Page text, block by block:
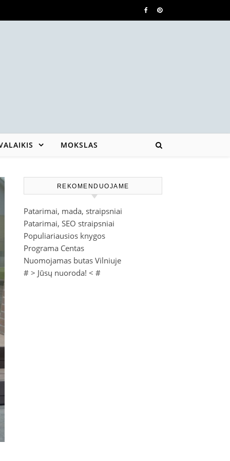
MOKSLAS
REKOMENDUOJAME
Patarimai, mada, straipsniai
Patarimai, SEO straipsniai
Populiariausios knygos
Programa Centas
Nuomojamas butas Vilniuje
# > Jūsų nuoroda! < #